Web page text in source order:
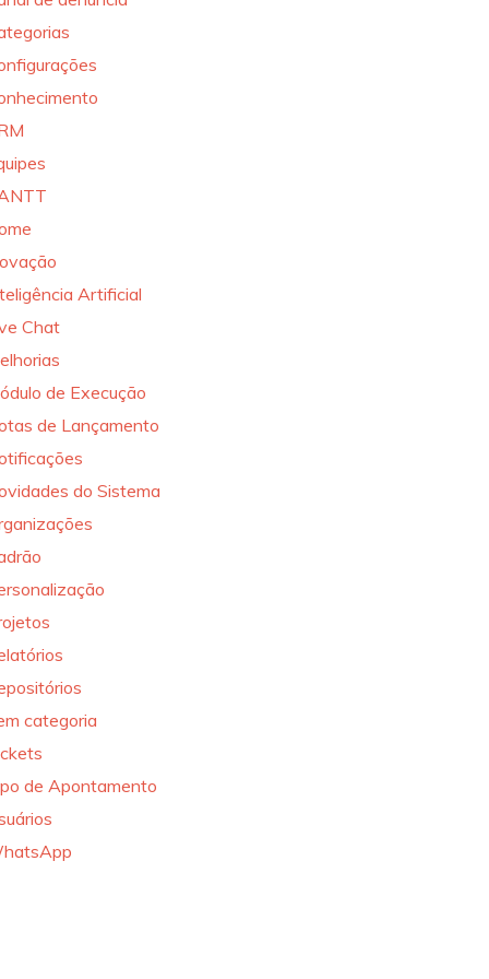
Artificial
Chat
de Execução
de Lançamento
do Sistema
categoria
de Apontamento